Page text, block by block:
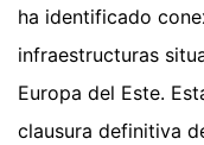
ha identificado
infraestructuras
Europa del Este.
clausura definitiva